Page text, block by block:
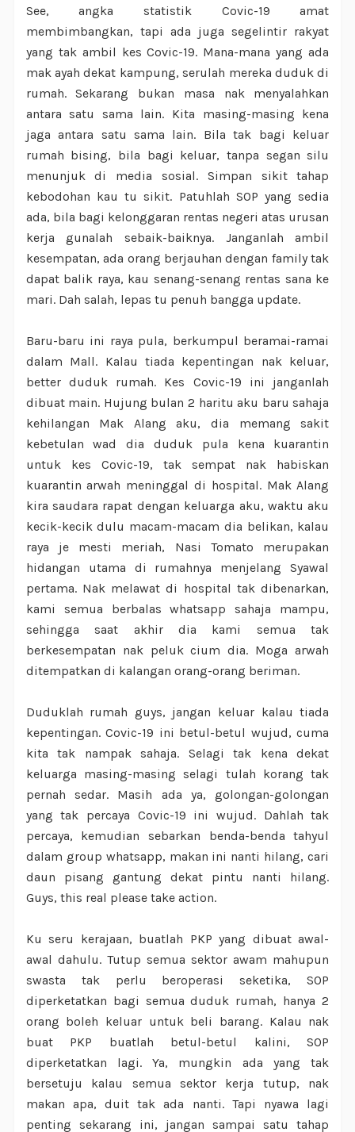
See, angka statistik Covic-19 amat
membimbangkan, tapi ada juga segelintir rakyat
yang tak ambil kes Covic-19. Mana-mana yang ada
mak ayah dekat kampung, serulah mereka duduk di
rumah. Sekarang bukan masa nak menyalahkan
antara satu sama lain. Kita masing-masing kena
jaga antara satu sama lain. Bila tak bagi keluar
rumah bising, bila bagi keluar, tanpa segan silu
menunjuk di media sosial. Simpan sikit tahap
kebodohan kau tu sikit. Patuhlah SOP yang sedia
ada, bila bagi kelonggaran rentas negeri atas urusan
kerja gunalah sebaik-baiknya. Janganlah ambil
kesempatan, ada orang berjauhan dengan family tak
dapat balik raya, kau senang-senang rentas sana ke
mari. Dah salah, lepas tu penuh bangga update.
Baru-baru ini raya pula, berkumpul beramai-ramai
dalam Mall. Kalau tiada kepentingan nak keluar,
better duduk rumah. Kes Covic-19 ini janganlah
dibuat main. Hujung bulan 2 haritu aku baru sahaja
kehilangan Mak Alang aku, dia memang sakit
kebetulan wad dia duduk pula kena kuarantin
untuk kes Covic-19, tak sempat nak habiskan
kuarantin arwah meninggal di hospital. Mak Alang
kira saudara rapat dengan keluarga aku, waktu aku
kecik-kecik dulu macam-macam dia belikan, kalau
raya je mesti meriah, Nasi Tomato merupakan
hidangan utama di rumahnya menjelang Syawal
pertama. Nak melawat di hospital tak dibenarkan,
kami semua berbalas whatsapp sahaja mampu,
sehingga saat akhir dia kami semua tak
berkesempatan nak peluk cium dia. Moga arwah
ditempatkan di kalangan orang-orang beriman.
Duduklah rumah guys, jangan keluar kalau tiada
kepentingan. Covic-19 ini betul-betul wujud, cuma
kita tak nampak sahaja. Selagi tak kena dekat
keluarga masing-masing selagi tulah korang tak
pernah sedar. Masih ada ya, golongan-golongan
yang tak percaya Covic-19 ini wujud. Dahlah tak
percaya, kemudian sebarkan benda-benda tahyul
dalam group whatsapp, makan ini nanti hilang, cari
daun pisang gantung dekat pintu nanti hilang.
Guys, this real please take action.
Ku seru kerajaan, buatlah PKP yang dibuat awal-
awal dahulu. Tutup semua sektor awam mahupun
swasta tak perlu beroperasi seketika, SOP
diperketatkan bagi semua duduk rumah, hanya 2
orang boleh keluar untuk beli barang. Kalau nak
buat PKP buatlah betul-betul kalini, SOP
diperketatkan lagi. Ya, mungkin ada yang tak
bersetuju kalau semua sektor kerja tutup, nak
makan apa, duit tak ada nanti. Tapi nyawa lagi
penting sekarang ini, jangan sampai satu tahap